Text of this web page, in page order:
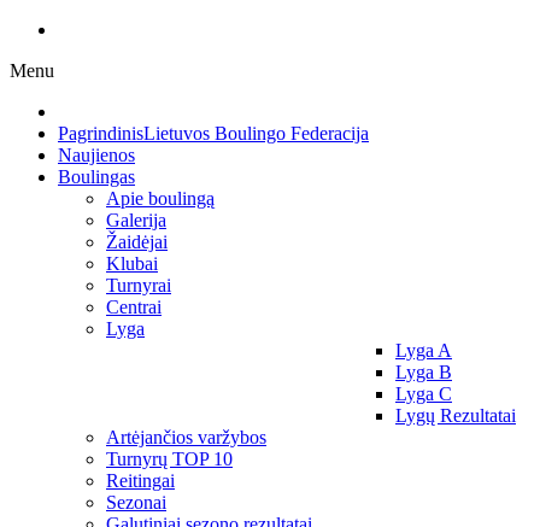
Menu
PagrindinisLietuvos Boulingo Federacija
Naujienos
Boulingas
Apie boulingą
Galerija
Žaidėjai
Klubai
Turnyrai
Centrai
Lyga
Lyga A
Lyga B
Lyga C
Lygų Rezultatai
Artėjančios varžybos
Turnyrų TOP 10
Reitingai
Sezonai